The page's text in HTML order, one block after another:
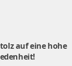
auf eine hohe